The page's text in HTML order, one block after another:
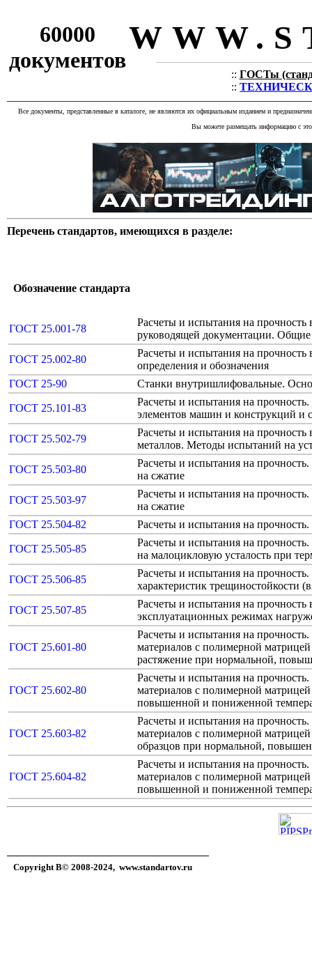
60000
документов
:: ГОСТы
::
Все документы, представленные в каталоге, не являются их официальным изданием и
Вы можете размещать информацию с
Перечень стандартов, имеющихся в разделе:
Обозначение стандарта
ГОСТ 25.001-78
Расчеты и испытания на
руководящей документации.
ГОСТ 25.002-80
Расчеты и испытания на
определения и обозначения
ГОСТ 25-90
Станки внутришлифовальные.
ГОСТ 25.101-83
Расчеты и испытания на
элементов машин и конструкций и
ГОСТ 25.502-79
Расчеты и испытания на
металлов. Методы испытаний на
ГОСТ 25.503-80
Расчеты и испытания на
на сжатие
ГОСТ 25.503-97
Расчеты и испытания на
на сжатие
ГОСТ 25.504-82
Расчеты и испытания на
ГОСТ 25.505-85
Расчеты и испытания на
на малоцикловую усталость при
ГОСТ 25.506-85
Расчеты и испытания на
характеристик трещиностойкости
ГОСТ 25.507-85
Расчеты и испытания на
эксплуатационных режимах
ГОСТ 25.601-80
Расчеты и испытания на
материалов с полимерной
растяжение при нормальной,
ГОСТ 25.602-80
Расчеты и испытания на
материалов с полимерной
повышенной и пониженной
ГОСТ 25.603-82
Расчеты и испытания на
материалов с полимерной
образцов при нормальной,
ГОСТ 25.604-82
Расчеты и испытания на
материалов с полимерной
повышенной и пониженной
Copyright В© 2008-2024, www.standartov.ru